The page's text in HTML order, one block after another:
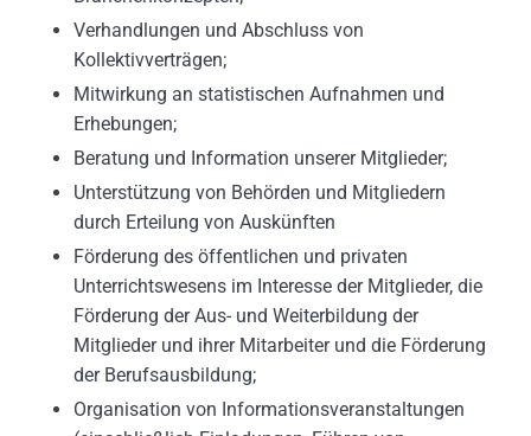
Verhandlungen und Abschluss von
Kollektivverträgen;
Mitwirkung an statistischen Aufnahmen und
Erhebungen;
Beratung und Information unserer Mitglieder;
Unterstützung von Behörden und Mitgliedern
durch Erteilung von Auskünften
Förderung des öffentlichen und privaten
Unterrichtswesens im Interesse der Mitglieder, die
Förderung der Aus- und Weiterbildung der
Mitglieder und ihrer Mitarbeiter und die Förderung
der Berufsausbildung;
Organisation von Informationsveranstaltungen